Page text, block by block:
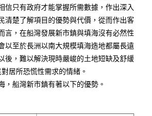
信只有政府才能掌握所需數據，作出深入
清楚了解項目的優勢與代價，從而作出客
言，在船灣發展新市鎮與填海沒有必然性
以至於長洲以南大規模填海造地都屬長遠
後，難以解決現時嚴峻的土地短缺及舒緩
居所恐慌性需求的情緒。
，船灣新市鎮有著以下的優勢。